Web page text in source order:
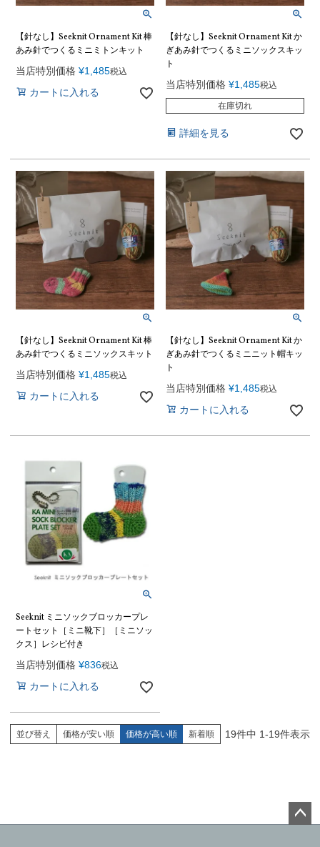
【針なし】Seeknit Ornament Kit 棒
あみ針でつくるミニミトンキット
当店特別価格 ¥1,485税込
カートに入れる
【針なし】Seeknit Ornament Kit か
ぎあみ針でつくるミニソックスキッ
ト
当店特別価格 ¥1,485税込
在庫切れ
詳細を見る
【針なし】Seeknit Ornament Kit 棒
あみ針でつくるミニソックスキット
当店特別価格 ¥1,485税込
カートに入れる
【針なし】Seeknit Ornament Kit か
ぎあみ針でつくるミニニット帽キッ
ト
当店特別価格 ¥1,485税込
カートに入れる
Seeknit ミニソックブロッカープレ
ートセット［ミニ靴下］［ミニソッ
クス］レシピ付き
当店特別価格 ¥836税込
カートに入れる
並び替え 価格が安い順 価格が高い順 新着順 19件中 1-19件表示